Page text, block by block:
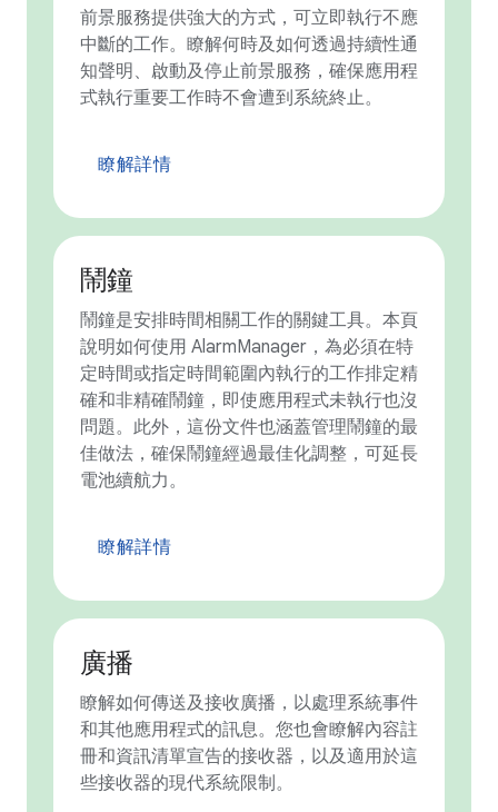
前景服務提供強大的方式，可立即執行不應
中斷的工作。瞭解何時及如何透過持續性通
知聲明、啟動及停止前景服務，確保應用程
式執行重要工作時不會遭到系統終止。
瞭解詳情
鬧鐘
鬧鐘是安排時間相關工作的關鍵工具。本頁
說明如何使用 AlarmManager，為必須在特
定時間或指定時間範圍內執行的工作排定精
確和非精確鬧鐘，即使應用程式未執行也沒
問題。此外，這份文件也涵蓋管理鬧鐘的最
佳做法，確保鬧鐘經過最佳化調整，可延長
電池續航力。
瞭解詳情
廣播
瞭解如何傳送及接收廣播，以處理系統事件
和其他應用程式的訊息。您也會瞭解內容註
冊和資訊清單宣告的接收器，以及適用於這
些接收器的現代系統限制。